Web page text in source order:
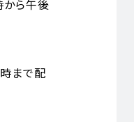
から午後
まで配